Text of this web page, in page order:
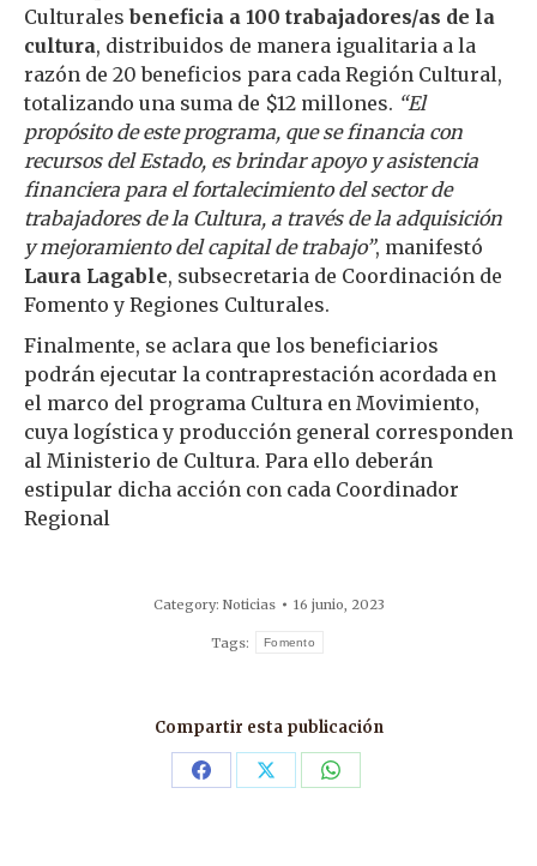
Culturales beneficia a 100 trabajadores/as de la
cultura, distribuidos de manera igualitaria a la
razón de 20 beneficios para cada Región Cultural,
totalizando una suma de $12 millones. “El
propósito de este programa, que se financia con
recursos del Estado, es brindar apoyo y asistencia
financiera para el fortalecimiento del sector de
trabajadores de la Cultura, a través de la adquisición
y mejoramiento del capital de trabajo”, manifestó
Laura Lagable, subsecretaria de Coordinación de
Fomento y Regiones Culturales.
Finalmente, se aclara que los beneficiarios
podrán ejecutar la contraprestación acordada en
el marco del programa Cultura en Movimiento,
cuya logística y producción general corresponden
al Ministerio de Cultura. Para ello deberán
estipular dicha acción con cada Coordinador
Regional
Category: Noticias 16 junio, 2023
Tags: Fomento
Compartir esta publicación
Share Share Share